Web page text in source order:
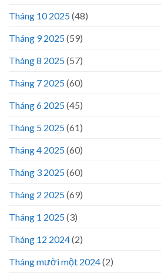
Tháng 10 2025(48)
Tháng 9 2025(59)
Tháng 8 2025(57)
Tháng 7 2025(60)
Tháng 6 2025(45)
Tháng 5 2025(61)
Tháng 4 2025(60)
Tháng 3 2025(60)
Tháng 2 2025(69)
Tháng 1 2025(3)
Tháng 12 2024(2)
Tháng mười một 2024(2)